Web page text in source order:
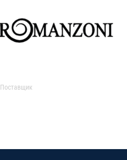
Поставщик